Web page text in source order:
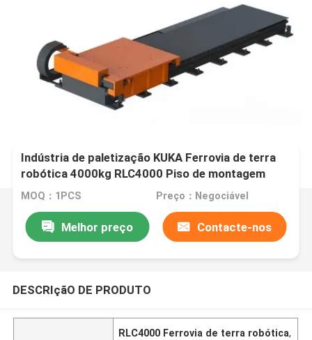
Indústria de paletização KUKA Ferrovia de terra
robótica 4000kg RLC4000 Piso de montagem
MOQ：1PCS Preço：Negociável
Melhor preço Contacte-nos
DESCRIçãO DE PRODUTO
RLC4000 Ferrovia de terra robótica,